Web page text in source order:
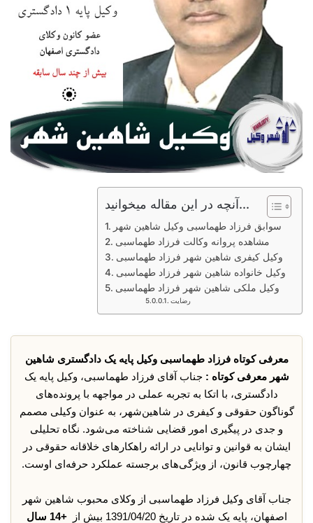
آنچه در این مقاله میخوانید...
سوابق فرزاد طهماسبی وکیل شاهین شهر
مشاهده پروانه وکالت فرزاد طهماسبی
وکیل کیفری شاهین شهر فرزاد طهماسبی
وکیل خانواده شاهین شهر فرزاد طهماسبی
وکیل ملکی شاهین شهر فرزاد طهماسبی
رضایت
معرفی کوتاه فرزاد طهماسبی وکیل پایه یک دادگستری شاهین
شهر معرفی کوتاه :جناب آقای فرزاد طهماسبی، وکیل پایه یک
دادگستری، با اتکا به تجربه عملی در مواجهه با پرونده‌های
گوناگون حقوقی و کیفری در شاهین‌شهر، به عنوان وکیلی مصمم
و جدی در پیگیری امور قضایی شناخته می‌شود. نگاه تحلیلی
ایشان به قوانین و توانایی در ارائه راهکارهای خلاقانه حقوقی در
چهارچوب قانون، از ویژگی‌های برجسته عملکرد حرفه‌ای اوست.
جناب آقای وکیل فرزاد طهماسبی از وکلای محبوب شاهین شهر
اصفهان، پایه یک شده در تاریخ 1391/04/20 بیش از
+14 سال